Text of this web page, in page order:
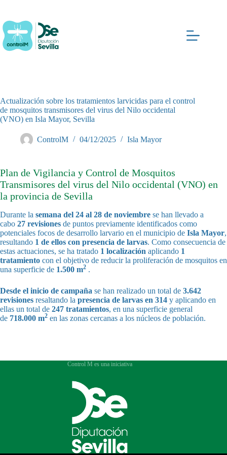
contenido
Actualización sobre los tratamientos larvicidas para el control
de mosquitos transmisores del virus del Nilo occidental
(VNO) en Isla Mayor, Sevilla
ControlM 04/12/2025 Isla Mayor
Plan de Vigilancia y Control de Mosquitos
Transmisores del virus del Nilo occidental (VNO) en
la provincia de Sevilla
Durante la semana del 24 al 28 de noviembre se han llevado a
cabo 27 revisiones de puntos previamente identificados como
potenciales focos de desarrollo larvario en el municipio de Isla Mayor,
resultando 1 de ellos con presencia de larvas. Como consecuencia de
estas actuaciones, se ha tratado 1 localización aplicando 1
tratamiento con el objetivo de reducir la proliferación de mosquitos en
una superficie de 1.500 m2 .
Desde el inicio de campaña se han realizado un total de 3.642
revisiones resaltando la presencia de larvas en 314 y aplicando en
ellas un total de 247 tratamientos, en una superficie general
de 718.000 m2 en las zonas cercanas a los núcleos de población.
Control M es una iniciativa